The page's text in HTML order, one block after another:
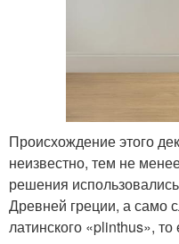
Происхождение этого
неизвестно, тем не
решения
Древней греции, а само
латинского «plinthus», то